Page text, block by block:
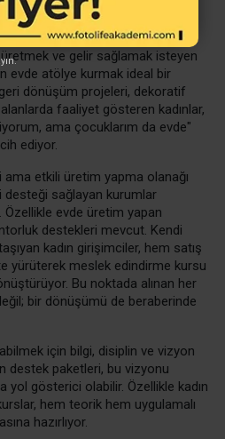
Yapmak
üretmek ve gelir sağlamak isteyen
evde atölye kurmak ideal bir
dönüşüm projeleri, dekoratif
faaliyet gösteren kadınlar,
ama çocuklarım da evde"
ediyor.
etkili üretim yapma olanağı
desteği sağlayan kurumlar
evde üretim yapan
destekleri mevcut. Kendi
kadın girişimciler, hem satış
yürüterek meslek edindirme kursu
Bu noktada alınan her
bir dönüşümü de beraberinde
için bilgi, disiplin ve vizyon
destek paketleri, bu vizyonu
yol gösterici olabilir. Özellikle kadın
hem teorik hem uygulamalı
hazırlıyor.